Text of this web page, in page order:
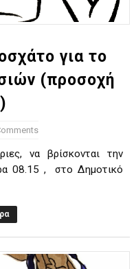
: 39Η ΕΠΕΤΕΙΟΣ ΑΠΟ
ανδρών ΕΣΚΑΝΑ
στον
η Φιλία Περάματος
για το
(προσοχή
να βρίσκονται την
08.15 , στο Δημοτικό